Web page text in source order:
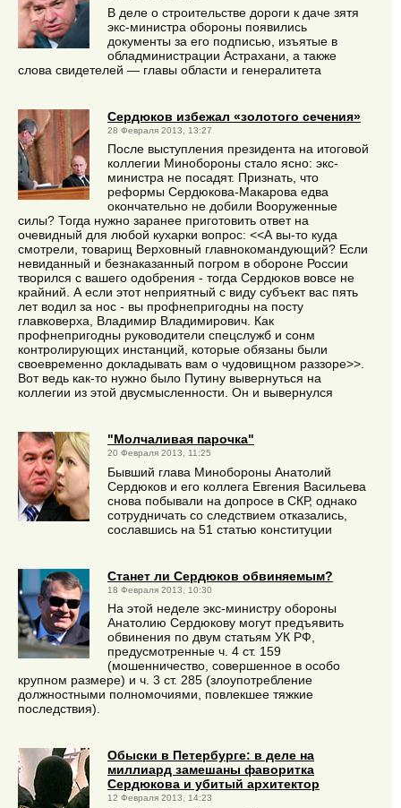
В деле о строительстве дороги к даче зятя
экс-министра обороны появились
документы за его подписью, изъятые в
обладминистрации Астрахани, а также
слова свидетелей — главы области и генералитета
Сердюков избежал «золотого сечения»
28 Февраля 2013, 13:27
После выступления президента на итоговой
коллегии Минобороны стало ясно: экс-
министра не посадят. Признать, что
реформы Сердюкова-Макарова едва
окончательно не добили Вооруженные
силы? Тогда нужно заранее приготовить ответ на
очевидный для любой кухарки вопрос: <<А вы-то куда
смотрели, товарищ Верховный главнокомандующий? Если
невиданный и безнаказанный погром в обороне России
творился с вашего одобрения - тогда Сердюков вовсе не
крайний. А если этот неприятный с виду субъект вас пять
лет водил за нос - вы профнепригодны на посту
главковерха, Владимир Владимирович. Как
профнепригодны руководители спецслужб и сонм
контролирующих инстанций, которые обязаны были
своевременно докладывать вам о чудовищном раззоре>>.
Вот ведь как-то нужно было Путину вывернуться на
коллегии из этой двусмысленности. Он и вывернулся
"Молчаливая парочка"
20 Февраля 2013, 11:25
Бывший глава Минобороны Анатолий
Сердюков и его коллега Евгения Васильева
снова побывали на допросе в СКР, однако
сотрудничать со следствием отказались,
сославшись на 51 статью конституции
Станет ли Сердюков обвиняемым?
18 Февраля 2013, 10:30
На этой неделе экс-министру обороны
Анатолию Сердюкову могут предъявить
обвинения по двум статьям УК РФ,
предусмотренные ч. 4 ст. 159
(мошенничество, совершенное в особо
крупном размере) и ч. 3 ст. 285 (злоупотребление
должностными полномочиями, повлекшее тяжкие
последствия).
Обыски в Петербурге: в деле на
миллиард замешаны фаворитка
Сердюкова и убитый архитектор
12 Февраля 2013, 14:23